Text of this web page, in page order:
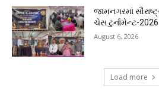
જામનગરમાં
ચેસ ટુર્નામેન્ટ-2026
August 6, 2026
Load more